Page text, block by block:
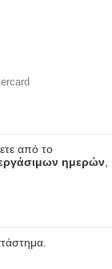
από το
ημερών